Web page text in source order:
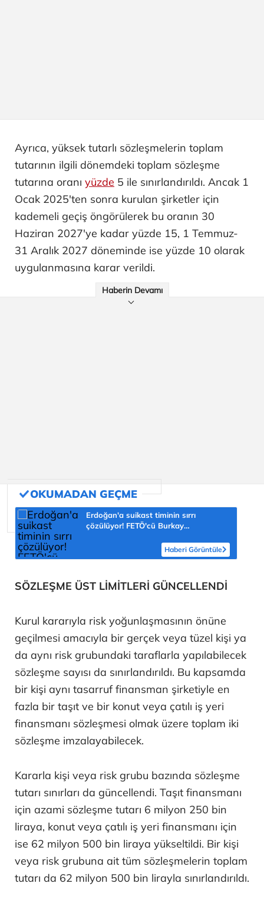
Ayrıca, yüksek tutarlı sözleşmelerin toplam
tutarının ilgili dönemdeki toplam sözleşme
tutarına oranı yüzde 5 ile sınırlandırıldı. Ancak 1
Ocak 2025'ten sonra kurulan şirketler için
kademeli geçiş öngörülerek bu oranın 30
Haziran 2027'ye kadar yüzde 15, 1 Temmuz-
31 Aralık 2027 döneminde ise yüzde 10 olarak
uygulanmasına karar verildi.
Haberin Devamı
Erdoğan'a suikast timinin sırrı
çözülüyor! FETÖ'cü Burkay
Haberi Görüntüle
SÖZLEŞME ÜST LİMİTLERİ GÜNCELLENDİ
Kurul kararıyla risk yoğunlaşmasının önüne
geçilmesi amacıyla bir gerçek veya tüzel kişi ya
da aynı risk grubundaki taraflarla yapılabilecek
sözleşme sayısı da sınırlandırıldı. Bu kapsamda
bir kişi aynı tasarruf finansman şirketiyle en
fazla bir taşıt ve bir konut veya çatılı iş yeri
finansmanı sözleşmesi olmak üzere toplam iki
sözleşme imzalayabilecek.
Kararla kişi veya risk grubu bazında sözleşme
tutarı sınırları da güncellendi. Taşıt finansmanı
için azami sözleşme tutarı 6 milyon 250 bin
liraya, konut veya çatılı iş yeri finansmanı için
ise 62 milyon 500 bin liraya yükseltildi. Bir kişi
veya risk grubuna ait tüm sözleşmelerin toplam
tutarı da 62 milyon 500 bin lirayla sınırlandırıldı.